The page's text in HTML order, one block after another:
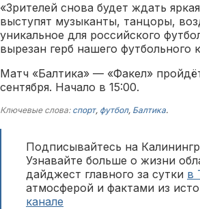
«Зрителей снова будет ждать
выступят музыканты, танцоры,
уникальное для российского
вырезан герб нашего
Матч «Балтика» — «Факел»
сентября. Начало в 15:00.
Ключевые слова: спорт, футбол, Балтика.
Подписывайтесь на
Узнавайте больше о жизни
дайджест главного за сутки в
атмосферой и фактами из
канале